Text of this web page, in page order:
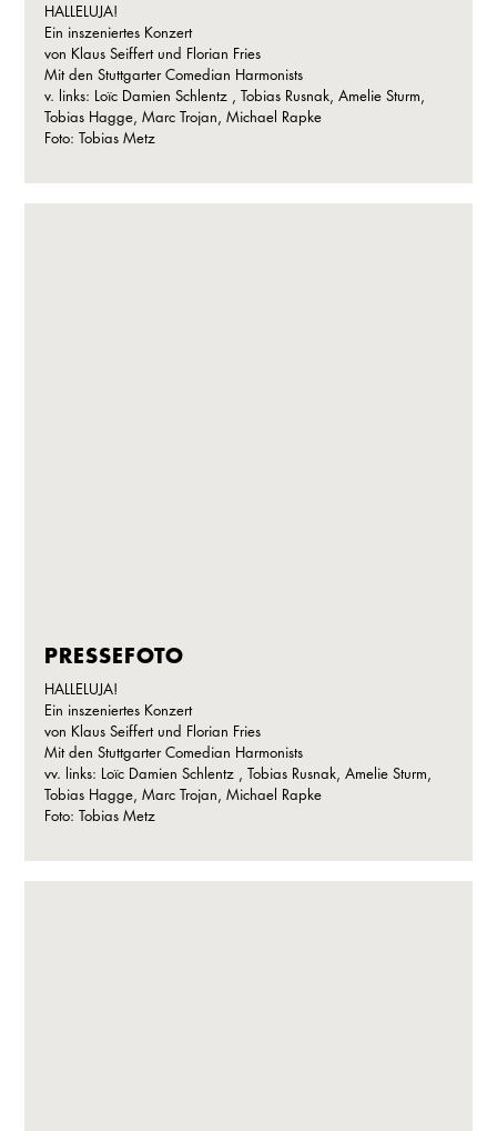
HALLELUJA!
Ein inszeniertes Konzert
von Klaus Seiffert und Florian Fries
Mit den Stuttgarter Comedian Harmonists
v. links: Loïc Damien Schlentz , Tobias Rusnak, Amelie Sturm,
Tobias Hagge, Marc Trojan, Michael Rapke
Foto: Tobias Metz
PRESSEFOTO
HALLELUJA!
Ein inszeniertes Konzert
von Klaus Seiffert und Florian Fries
Mit den Stuttgarter Comedian Harmonists
vv. links: Loïc Damien Schlentz , Tobias Rusnak, Amelie Sturm,
Tobias Hagge, Marc Trojan, Michael Rapke
Foto: Tobias Metz